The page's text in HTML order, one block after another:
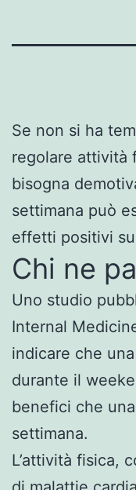
Se non si ha
regolare attività
bisogna
settimana può
effetti positivi
Chi ne
Uno studio
Internal
indicare che
durante il
benefici che
settimana.
L’attività fisica,